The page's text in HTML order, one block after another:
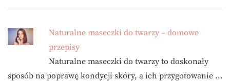
Naturalne maseczki do twarzy – domowe
przepisy
Naturalne maseczki do twarzy to doskonały
sposób na poprawę kondycji skóry, a ich przygotowanie …